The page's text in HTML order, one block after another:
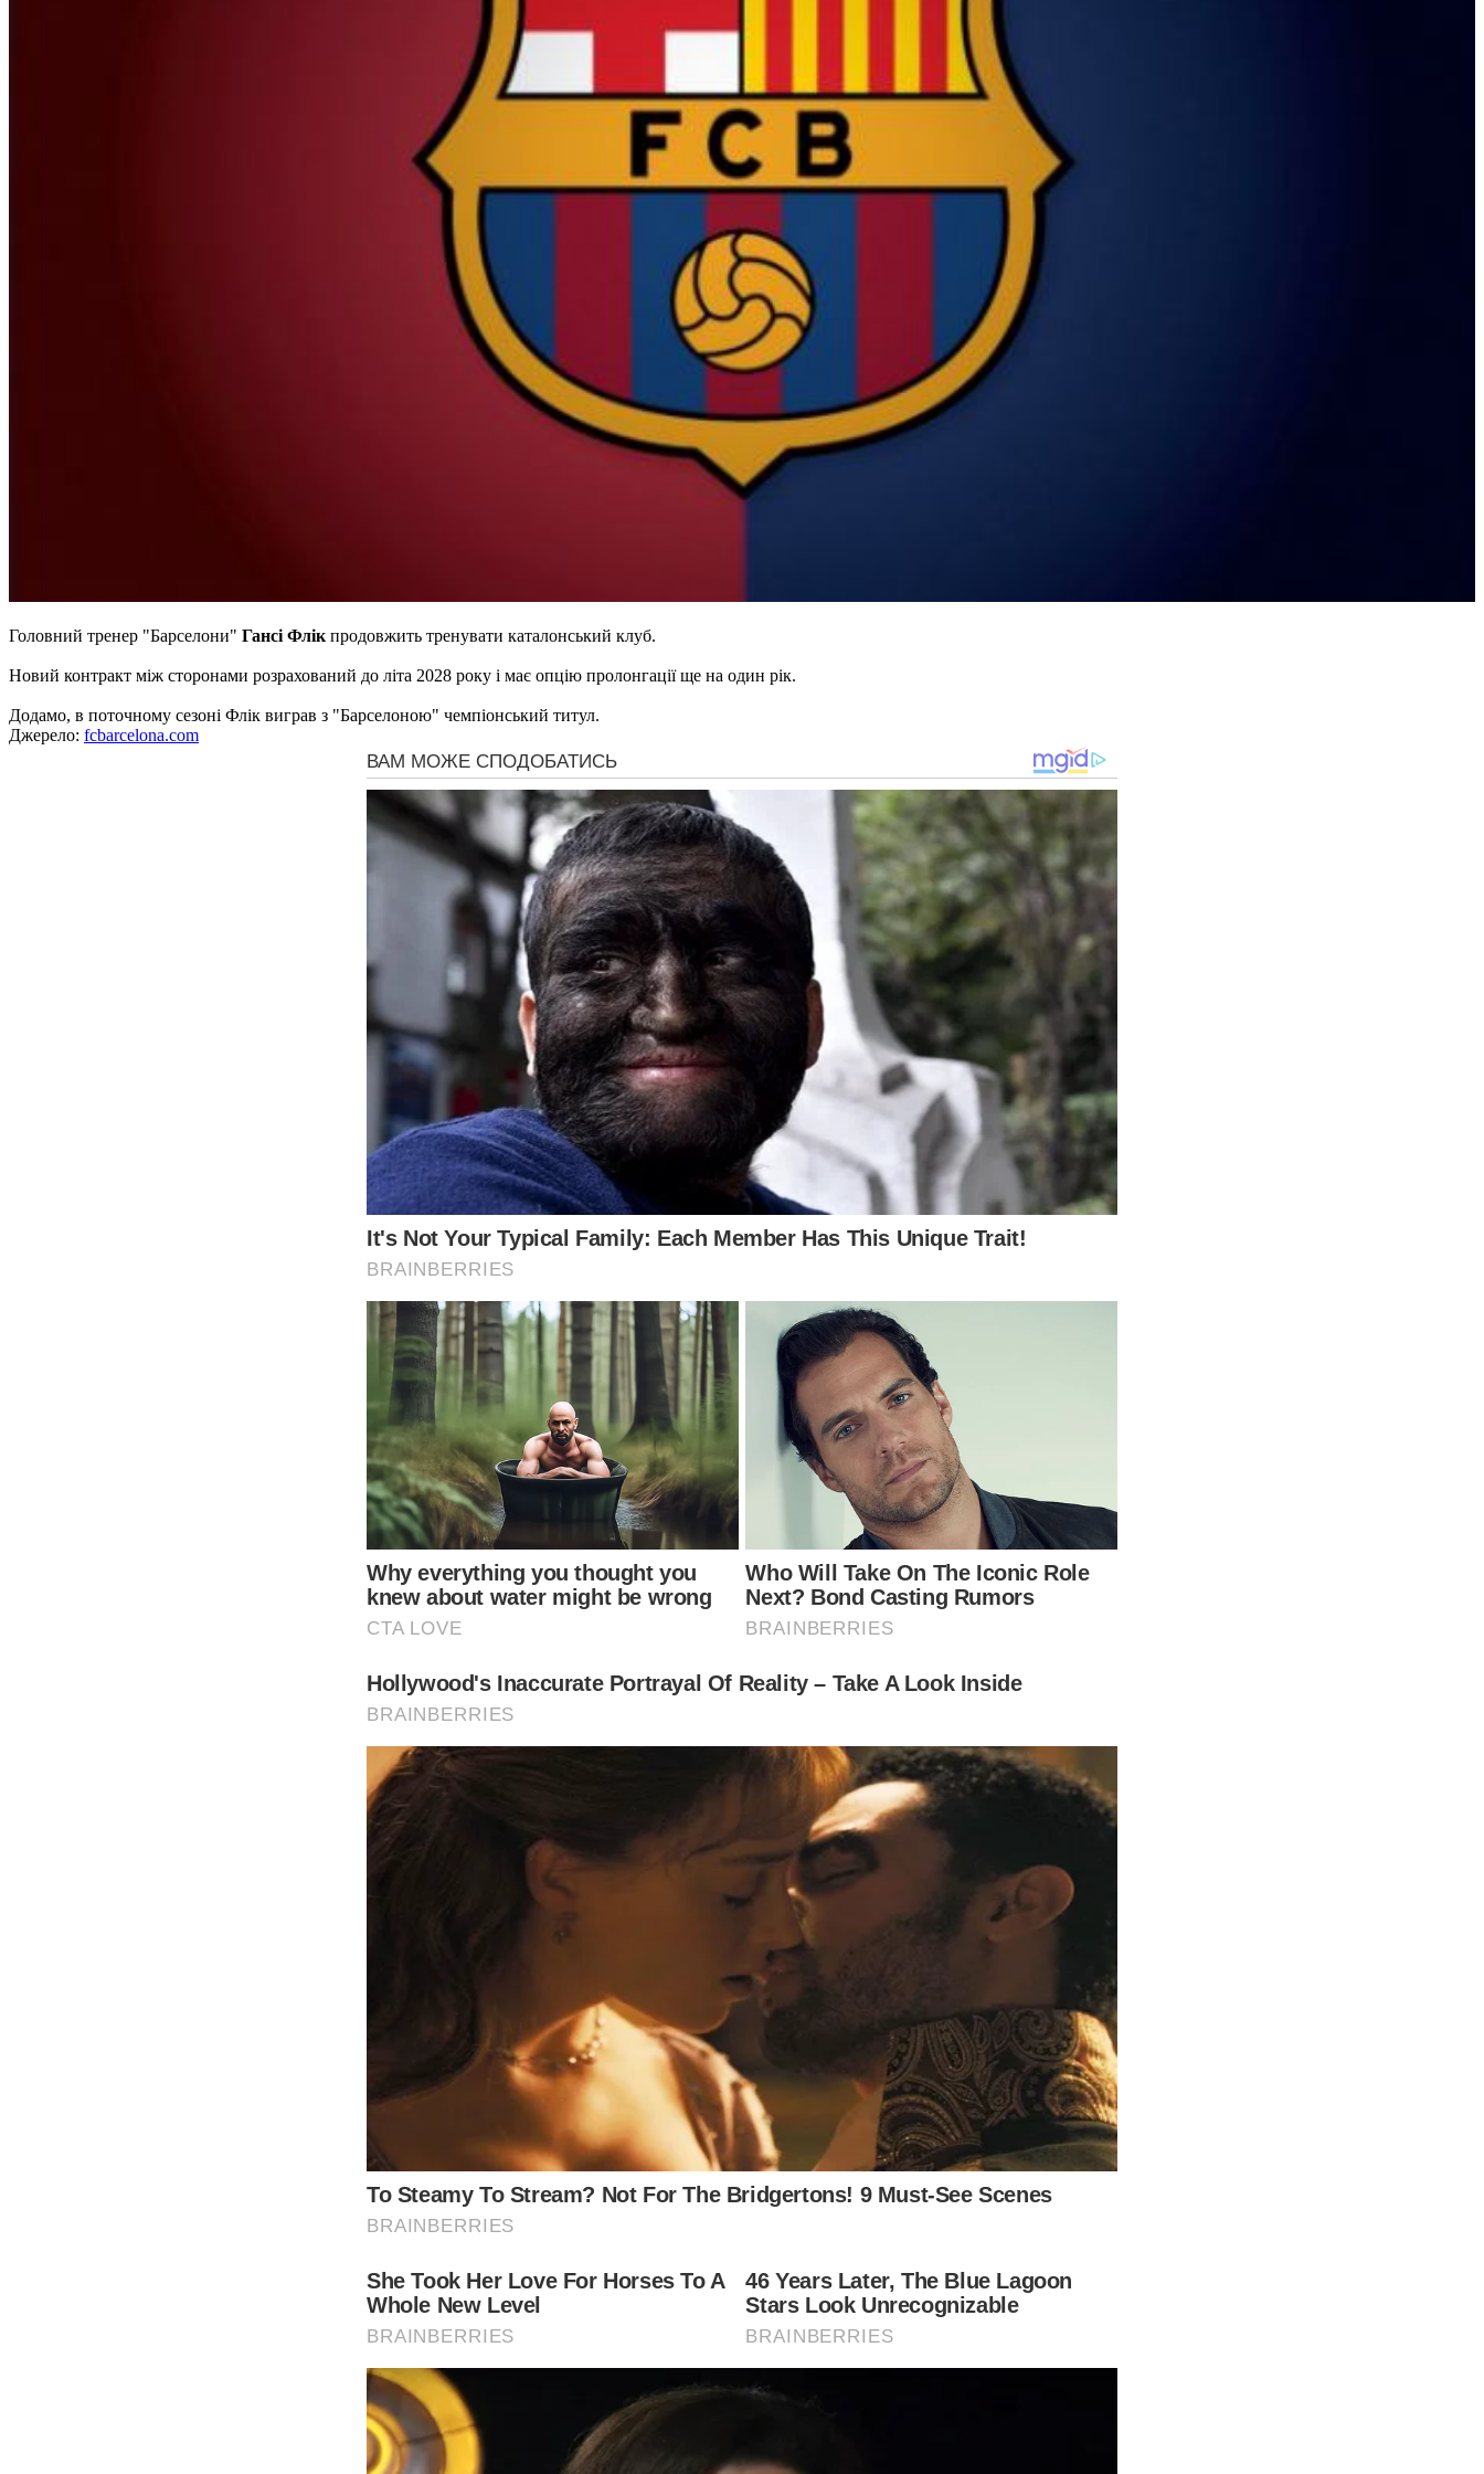
Головний тренер "Барселони" Гансі Флік продовжить тренувати каталонський клуб.
Новий контракт між сторонами розрахований до літа 2028 року і має опцію пролонгації ще на один рік.
Додамо, в поточному сезоні Флік виграв з "Барселоною" чемпіонський титул.
Джерело: fcbarcelona.com